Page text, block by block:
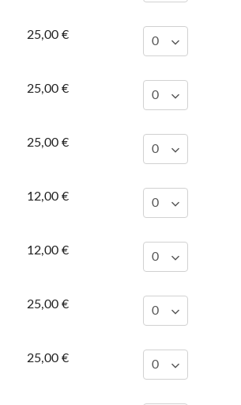
25,00 €
25,00 €
25,00 €
12,00 €
12,00 €
25,00 €
25,00 €